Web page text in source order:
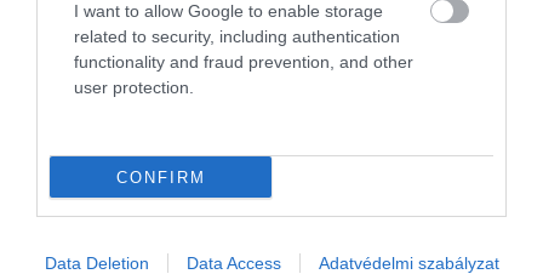
I want to allow Google to enable storage
related to security, including authentication
functionality and fraud prevention, and other
user protection.
CONFIRM
Data Deletion Data Access Adatvédelmi szabályzat
AGRÁR
A felek nem dönthetnek szabadon arról, milyen esetekben szűnjön
meg a termőföld haszonbérleti szerződés. Itt a MAGOSZ